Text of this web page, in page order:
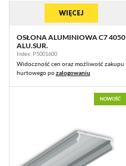
WIĘCEJ
OSŁONA ALUMINIOWA C7 4050
ALU.SUR.
Index: P5001600
Widoczność cen oraz możliwość zakupu
hurtowego pozalogowaniu
NOWOŚĆ